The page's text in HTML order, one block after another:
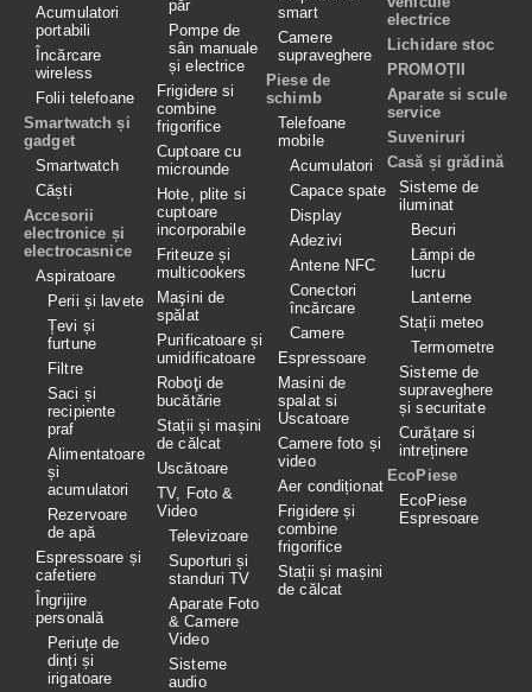
Acumulatori
portabili
Încărcare
wireless
Folii telefoane
Smartwatch și
gadget
Smartwatch
Căști
Accesorii
electronice și
electrocasnice
Aspiratoare
Perii și lavete
Țevi și
furtune
Filtre
Saci și
recipiente
praf
Alimentatoare
și
acumulatori
Rezervoare
de apă
Espressoare și
cafetiere
Îngrijire
personală
Periuțe de
dinți și
irigatoare
păr
Pompe de
sân manuale
și electrice
Frigidere si
combine
frigorifice
Cuptoare cu
microunde
Hote, plite si
cuptoare
incorporabile
Friteuze și
multicookers
Maşini de
spălat
Purificatoare și
umidificatoare
Roboţi de
bucătărie
Stații și mașini
de călcat
Uscătoare
TV, Foto &
Video
Televizoare
Suporturi și
standuri TV
Aparate Foto
& Camere
Video
Sisteme
audio
smart
Camere
supraveghere
Piese de
schimb
Telefoane
mobile
Acumulatori
Capace spate
Display
Adezivi
Antene NFC
Conectori
încărcare
Camere
Espressoare
Masini de
spalat si
Uscatoare
Camere foto și
video
Aer condiționat
Frigidere și
combine
frigorifice
Stații și mașini
de călcat
electrice
Lichidare stoc
PROMOȚII
Aparate si scule
service
Suveniruri
Casă și grădină
Sisteme de
iluminat
Becuri
Lămpi de
lucru
Lanterne
Stații meteo
Termometre
Sisteme de
supraveghere
și securitate
Curățare si
intreținere
EcoPiese
EcoPiese
Espresoare